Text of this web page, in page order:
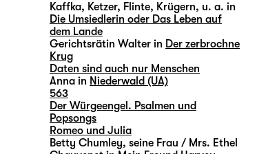
Kaffka, Ketzer, Flinte, Krügern, u. a. in
Die Umsiedlerin oder Das Leben auf
dem Lande
Gerichtsrätin Walter in Der zerbrochne
Krug
Daten sind auch nur Menschen
Anna in Niederwald (UA)
563
Der Würgeengel. Psalmen und
Popsongs
Romeo und Julia
Betty Chumley, seine Frau / Mrs. Ethel